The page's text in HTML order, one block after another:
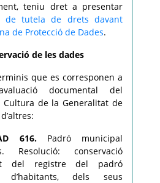
teniu dret a presentar
de tutela de drets davant
de Protecció de Dades.
de les dades
que es corresponen a
documental del
Cultura de la Generalitat de
616.Padró municipal
Resolució: conservació
del registre del padró
d’habitants, dels seus